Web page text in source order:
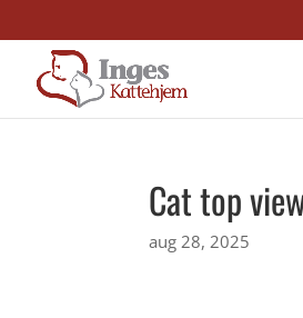
Cat top
aug 28, 2025